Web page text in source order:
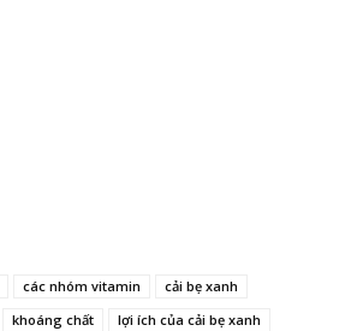
các nhóm vitamin
cải bẹ xanh
khoáng chất lợi ích của cải bẹ xanh